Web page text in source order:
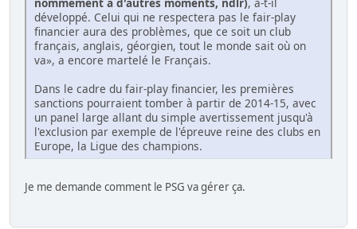
développé. Celui qui ne respectera pas le fair-play
financier aura des problèmes, que ce soit un club
français, anglais, géorgien, tout le monde sait où on
va», a encore martelé le Français.
Dans le cadre du fair-play financier, les premières
sanctions pourraient tomber à partir de 2014-15, avec
un panel large allant du simple avertissement jusqu'à
l'exclusion par exemple de l'épreuve reine des clubs en
Europe, la Ligue des champions.
Je me demande comment le PSG va gérer ça.